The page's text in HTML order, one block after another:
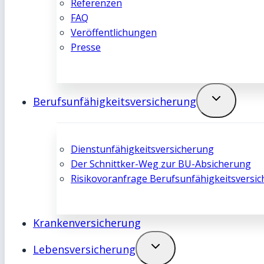
Referenzen
FAQ
Veröffentlichungen
Presse
Berufsunfähigkeits­­versicherung
Dienstunfähigkeits­­versicherung
Der Schnittker-Weg zur BU-Absicherung
Risikovoranfrage
Kranken­­versicherung
Lebens­­versicherung